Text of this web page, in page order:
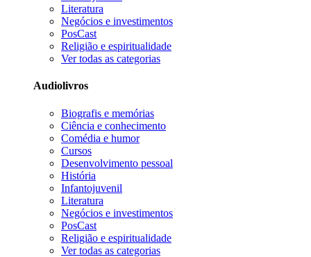
Literatura
Negócios e investimentos
PosCast
Religião e espiritualidade
Ver todas as categorias
Audiolivros
Biografis e memórias
Ciência e conhecimento
Comédia e humor
Cursos
Desenvolvimento pessoal
História
Infantojuvenil
Literatura
Negócios e investimentos
PosCast
Religião e espiritualidade
Ver todas as categorias